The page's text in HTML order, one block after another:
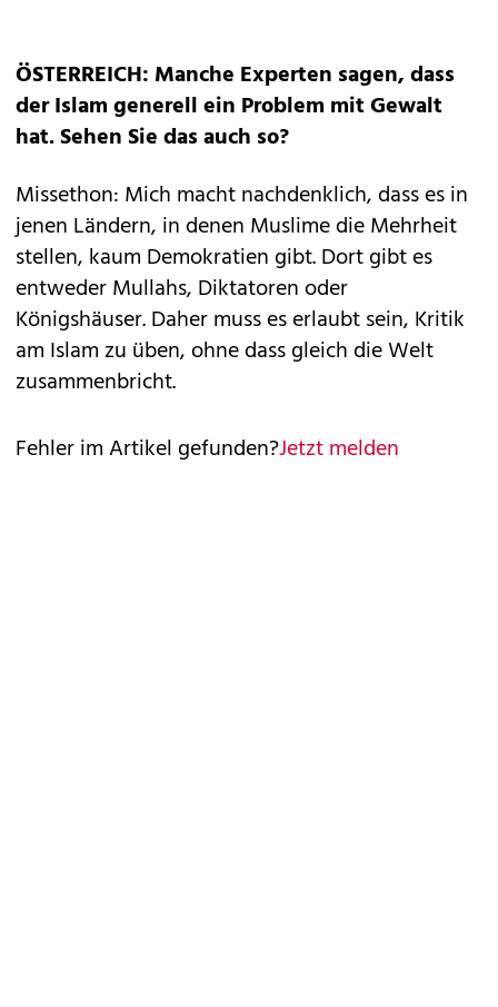
ÖSTERREICH: Manche Experten sagen, dass
der Islam generell ein Problem mit Gewalt
hat. Sehen Sie das auch so?
Missethon: Mich macht nachdenklich, dass es in
jenen Ländern, in denen Muslime die Mehrheit
stellen, kaum Demokratien gibt. Dort gibt es
entweder Mullahs, Diktatoren oder
Königshäuser. Daher muss es erlaubt sein, Kritik
am Islam zu üben, ohne dass gleich die Welt
zusammenbricht.
Fehler im Artikel gefunden?Jetzt melden